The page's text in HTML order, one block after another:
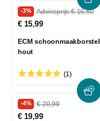
-3% Adviesprijs € 16,50
€ 15,99
ECM schoonmaakborstel
hout
(1)
-4% € 20,99
€ 19,99